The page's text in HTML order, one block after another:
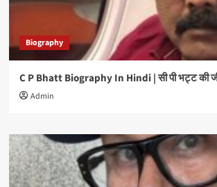
Biography
C P Bhatt Biography In Hindi | सी पी भट्ट की
Admin